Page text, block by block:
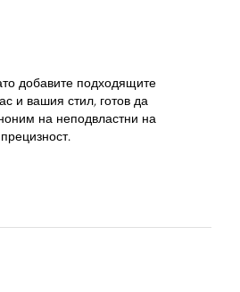
добавите подходящите
и вашия стил, готов да
на неподвластни на